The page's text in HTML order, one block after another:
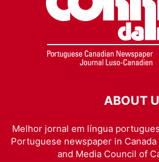
ABOUT
Melhor jornal em língua
Portuguese newspaper in
and Media Council of